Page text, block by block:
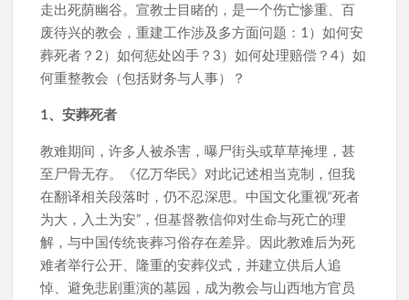
走出死荫幽谷。宣教士目睹的，是一个伤亡惨重、百
废待兴的教会，重建工作涉及多方面问题：1）如何安
葬死者？2）如何惩处凶手？3）如何处理赔偿？4）如
何重整教会（包括财务与人事）？
1、安葬死者
教难期间，许多人被杀害，曝尸街头或草草掩埋，甚
至尸骨无存。《亿万华民》对此记述相当克制，但我
在翻译相关段落时，仍不忍深思。中国文化重视“死者
为大，入土为安”，但基督教信仰对生命与死亡的理
解，与中国传统丧葬习俗存在差异。因此教难后为死
难者举行公开、隆重的安葬仪式，并建立供后人追
悼、避免悲剧重演的墓园，成为教会与山西地方官员